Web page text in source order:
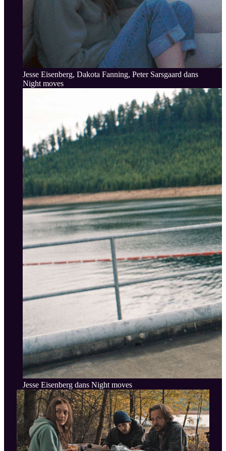
Jesse Eisenberg, Dakota Fanning, Peter Sarsgaard dans
Night moves
Jesse Eisenberg dans Night moves